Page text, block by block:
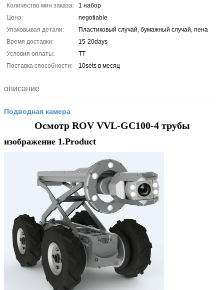
Количество мин заказа:
1 набор
Цена:
negotiable
Упаковывая детали:
Пластиковый случай, бумажный случай, пена
Время доставки:
15-20days
Условия оплаты:
TT
Поставка способности:
10sets в месяц
описание
Подводная камера
Осмотр ROV VVL-GC100-4 трубы
изображение 1.Product